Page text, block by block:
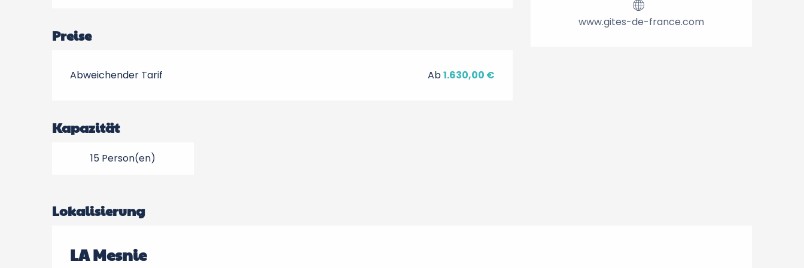
www.gites-de-france.com
Preise
Abweichender Tarif Ab1.630,00 €
Kapazität
15 Person(en)
Lokalisierung
LA Mesnie